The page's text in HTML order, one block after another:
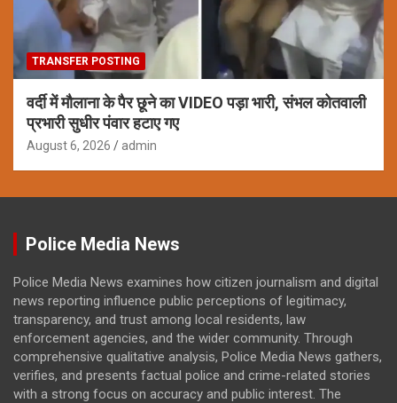
TRANSFER POSTING
वर्दी में मौलाना के पैर छूने का VIDEO पड़ा भारी, संभल कोतवाली
प्रभारी सुधीर पंवार हटाए गए
August 6, 2026 admin
Police Media News
Police Media News examines how citizen journalism and digital
news reporting influence public perceptions of legitimacy,
transparency, and trust among local residents, law
enforcement agencies, and the wider community. Through
comprehensive qualitative analysis, Police Media News gathers,
verifies, and presents factual police and crime-related stories
with a strong focus on accuracy and public interest. The